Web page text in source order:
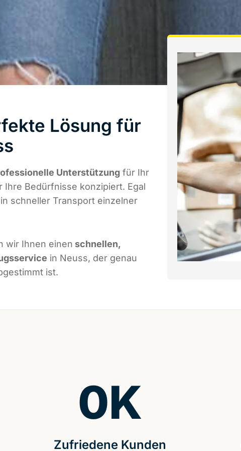
Lösung für
Unterstützung für Ihr
Ihre Bedürfnisse konzipiert. Egal
schneller Transport einzelner
wir Ihnen einen schnellen,
in Neuss, der genau
ist.
Zufriedene Kunden
0K